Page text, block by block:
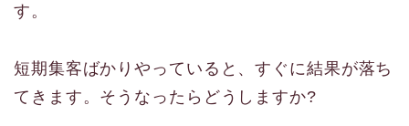
す。
短期集客ばかりやっていると、すぐに結果が落ち
てきます。そうなったらどうしますか?